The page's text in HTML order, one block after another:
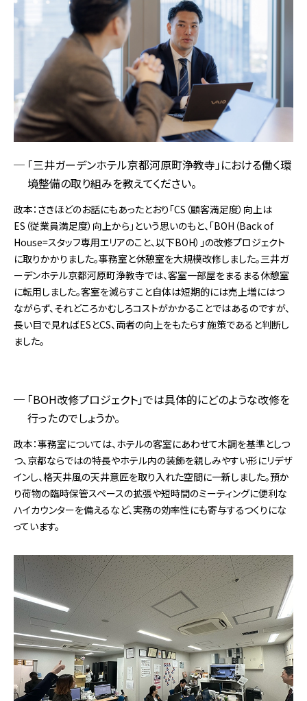
「三井ガーデンホテル京都河原町浄教寺」における働く環
境整備の取り組みを教えてください。
政本：さきほどのお話にもあったとおり「CS（顧客満足度）向上は
ES（従業員満足度）向上から」という思いのもと、「BOH（Back of
House=スタッフ専用エリアのこと、以下BOH）」の改修プロジェクト
に取りかかりました。事務室と休憩室を大規模改修しました。三井ガ
ーデンホテル京都河原町浄教寺では、客室一部屋をまるまる休憩室
に転用しました。客室を減らすこと自体は短期的には売上増にはつ
ながらず、それどころかむしろコストがかかることではあるのですが、
長い目で見ればESとCS、両者の向上をもたらす施策であると判断し
ました。
「BOH改修プロジェクト」では具体的にどのような改修を
行ったのでしょうか。
政本：事務室については、ホテルの客室にあわせて木調を基準としつ
つ、京都ならではの特長やホテル内の装飾を親しみやすい形にリデザ
インし、格天井風の天井意匠を取り入れた空間に一新しました。預か
り荷物の臨時保管スペースの拡張や短時間のミーティングに便利な
ハイカウンターを備えるなど、実務の効率性にも寄与するつくりにな
っています。